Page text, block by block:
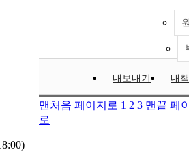
내보내기 내
맨처음 페이지로 1 2 3 맨끝 페
로